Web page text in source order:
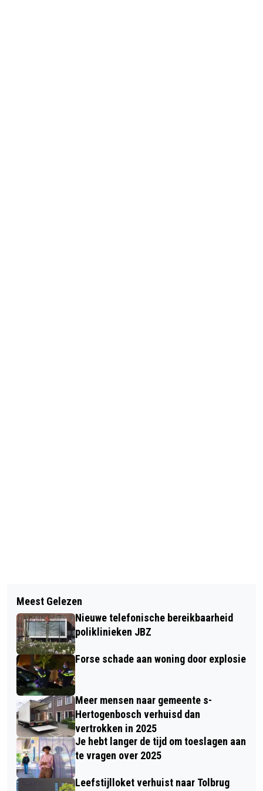
HISTORISCHE ZETELWINST VOOR
PVV, PVDA/GL MET 8 ZETELS
GROOTSTE OP BASIS VAN EXITPOLL
DE BESTE JOURNALISTIEKE FOTO'S
ZIJN TE ZIEN IN DEN BOSCH TIJDENS
WORLD PRESS PHOTO EXHIBITION
Meest Gelezen
Nieuwe telefonische bereikbaarheid
poliklinieken JBZ
Forse schade aan woning door explosie
Meer mensen naar gemeente s-
Hertogenbosch verhuisd dan
vertrokken in 2025
Je hebt langer de tijd om toeslagen aan
te vragen over 2025
Leefstijlloket verhuist naar Tolbrug